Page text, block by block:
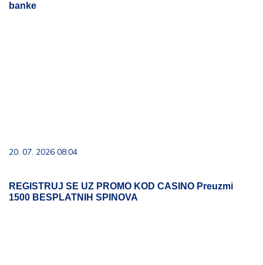
banke
20. 07. 2026 08:04
REGISTRUJ SE UZ PROMO KOD CASINO Preuzmi
1500 BESPLATNIH SPINOVA